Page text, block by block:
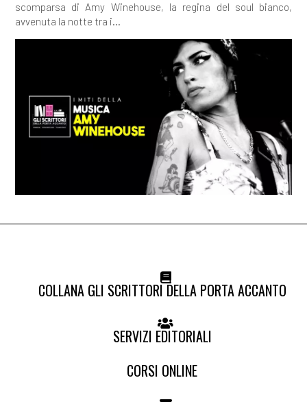
scomparsa di Amy Winehouse, la regina del soul bianco,
avvenuta la notte tra i...
COLLANA GLI SCRITTORI DELLA PORTA ACCANTO
SERVIZI EDITORIALI
CORSI ONLINE